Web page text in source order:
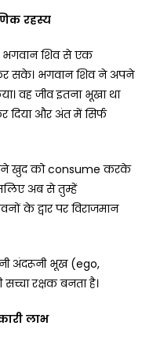
रहस्य
भगवान शिव से एक
सके। भगवान शिव ने अपने
वह जीव इतना भूखा था
दिया और अंत में सिर्फ
खुद को consume करके
अब से तुम्हें
के द्वार पर विराजमान
अंदरूनी भूख (ego,
रक्षक बनता है।
लाभ